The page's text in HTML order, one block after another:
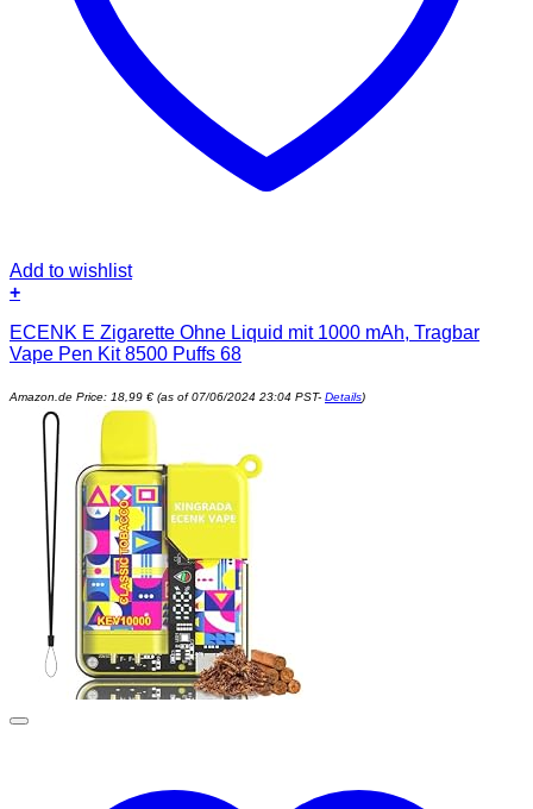
Add to wishlist
+
ECENK E Zigarette Ohne Liquid mit 1000 mAh, Tragbar
Vape Pen Kit 8500 Puffs 68
Amazon.de Price: 18,99 € (as of 07/06/2024 23:04 PST- Details)